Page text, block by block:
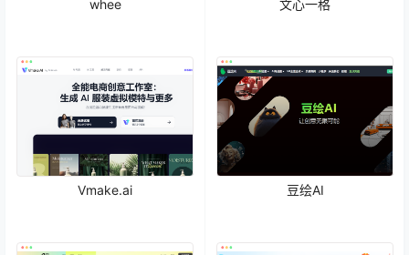
whee 文心一格
Vmake.ai 豆绘AI